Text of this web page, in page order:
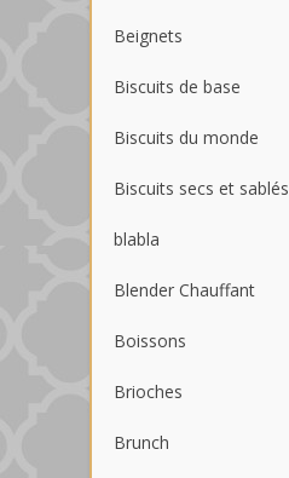
Beignets
Biscuits de base
Biscuits du monde
Biscuits secs et sablés
blabla
Blender Chauffant
Boissons
Brioches
Brunch